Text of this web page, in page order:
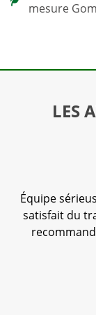
mesure
LES
Équipe
satisfait du